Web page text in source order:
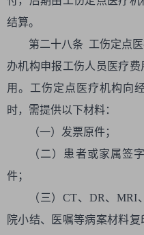
结算。
第二十八条 工伤定点
办机构申报工伤人员医疗
用。工伤定点医疗机构向
时，需提供以下材料：
（一）发票原件；
（二）患者或家属签
件；
（三）CT、DR、
院小结、医嘱等病案材料